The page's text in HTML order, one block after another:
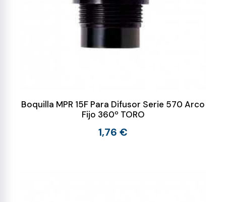
Boquilla MPR 15F Para Difusor Serie 570 Arco
Fijo 360º TORO
1,76 €